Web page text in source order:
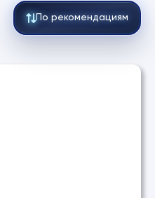
По рекомендациям